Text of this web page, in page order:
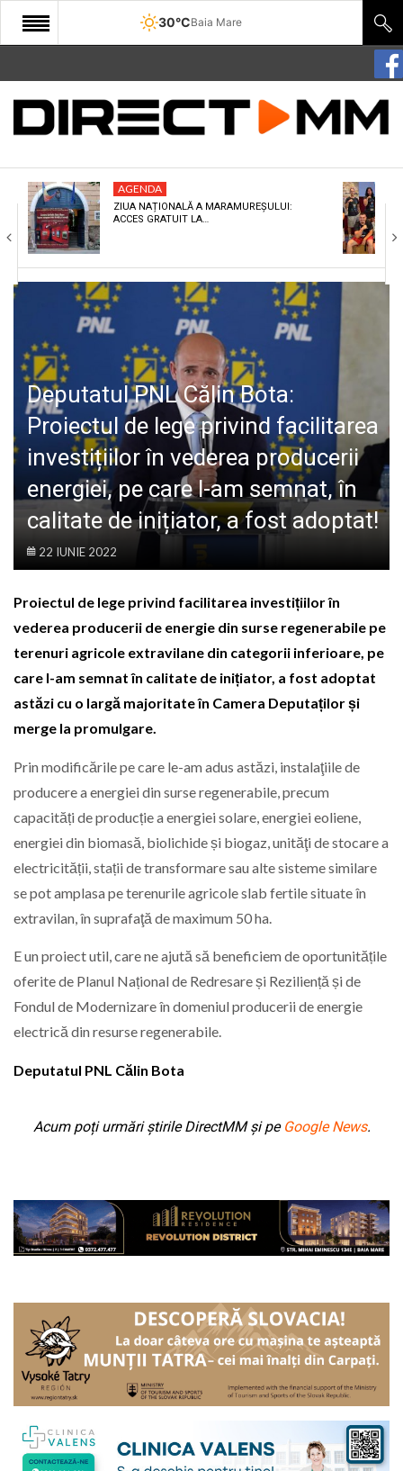
30°CBaia Mare
START
COMUNITATE
CULTURA
ECONOMIE
SANATATE
SPECIAL
POLITIC
LIFE
AGENDA
ZIUA NAȚIONALĂ A MARAMUREȘULUI:
ACCES GRATUIT LA…
Deputatul PNL Călin Bota:
Proiectul de lege privind facilitarea
investițiilor în vederea producerii
energiei, pe care l-am semnat, în
calitate de inițiator, a fost adoptat!
22 IUNIE 2022
Proiectul de lege privind facilitarea investițiilor în
vederea producerii de energie din surse regenerabile pe
terenuri agricole extravilane din categorii inferioare, pe
care l-am semnat în calitate de inițiator, a fost adoptat
astăzi cu o largă majoritate în Camera Deputaților și
merge la promulgare.
Prin modificările pe care le-am adus astăzi, instalaţiile de
producere a energiei din surse regenerabile, precum
capacități de producție a energiei solare, energiei eoliene,
energiei din biomasă, biolichide și biogaz, unităţi de stocare a
electricității, stații de transformare sau alte sisteme similare
se pot amplasa pe terenurile agricole slab fertile situate în
extravilan, în suprafaţă de maximum 50 ha.
E un proiect util, care ne ajută să beneficiem de oportunitățile
oferite de Planul Național de Redresare și Reziliență și de
Fondul de Modernizare în domeniul producerii de energie
electrică din resurse regenerabile.
Deputatul PNL Călin Bota
Acum poți urmări știrile DirectMM și pe Google News.